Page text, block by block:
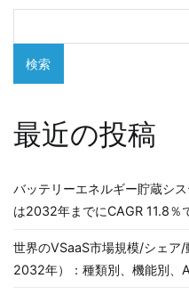
検索
最近の投稿
バッテリーエネルギー貯蔵シ
は2032年までにCAGR 11.8％
世界のVSaaS市場規模/シェア
2032年）：種類別、機能別、